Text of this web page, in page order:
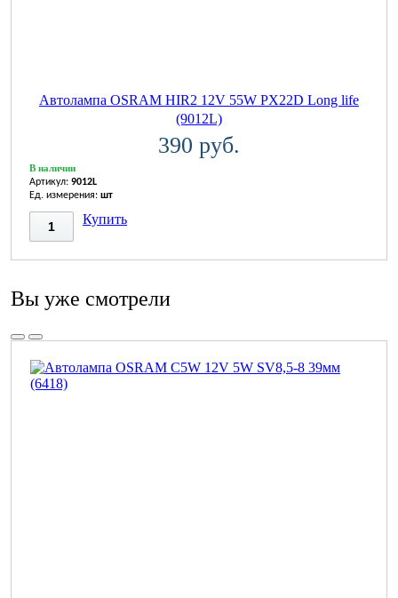
Автолампа OSRAM HIR2 12V 55W PX22D Long life
(9012L)
390 руб.
В наличии
Артикул: 9012L
Ед. измерения: шт
Купить
Вы уже смотрели